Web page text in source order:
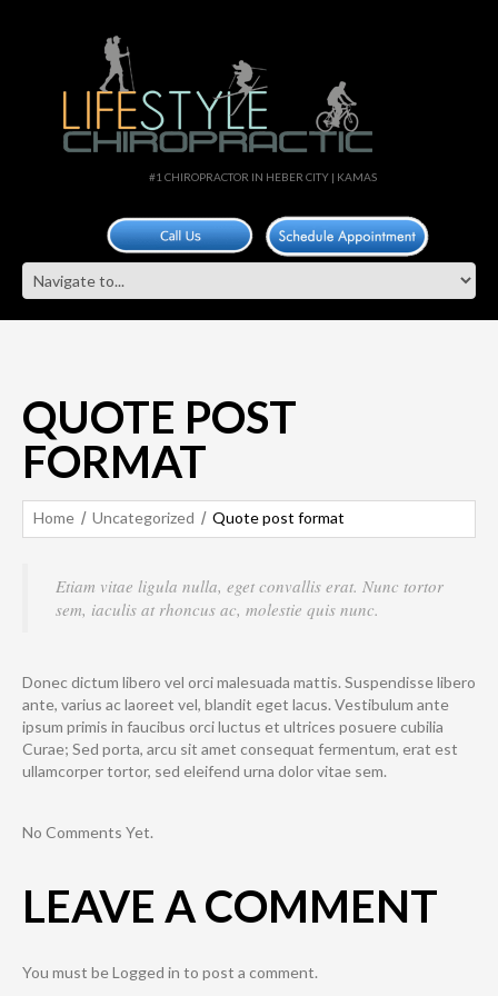
#1 CHIROPRACTOR IN HEBER CITY | KAMAS
QUOTE POST
FORMAT
Home Uncategorized Quote post format
Etiam vitae ligula nulla, eget convallis erat. Nunc tortor
sem, iaculis at rhoncus ac, molestie quis nunc.
Donec dictum libero vel orci malesuada mattis. Suspendisse libero
ante, varius ac laoreet vel, blandit eget lacus. Vestibulum ante
ipsum primis in faucibus orci luctus et ultrices posuere cubilia
Curae; Sed porta, arcu sit amet consequat fermentum, erat est
ullamcorper tortor, sed eleifend urna dolor vitae sem.
No Comments Yet.
LEAVE A COMMENT
You must beLogged in to post a comment.